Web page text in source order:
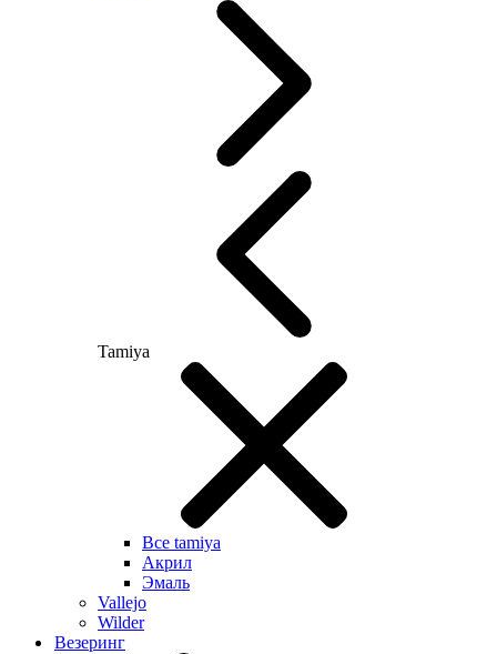
Tamiya
Все tamiya
Акрил
Эмаль
Vallejo
Wilder
Везеринг